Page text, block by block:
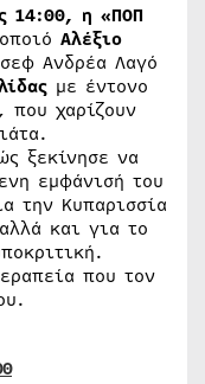
14:00, η «ΠΟΠ
Αλέξιο
Ανδρέα Λαγό
με έντονο
, που χαρίζουν
ξεκίνησε να
εμφάνισή του
την Κυπαρισσία
και για το
που τον